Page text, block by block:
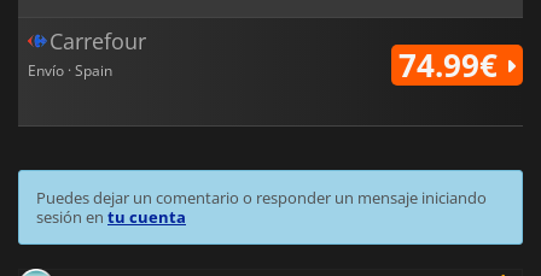
Carrefour
Envío · Spain 74.99€
Puedes dejar un comentario o responder un mensaje iniciando
sesión en tu cuenta